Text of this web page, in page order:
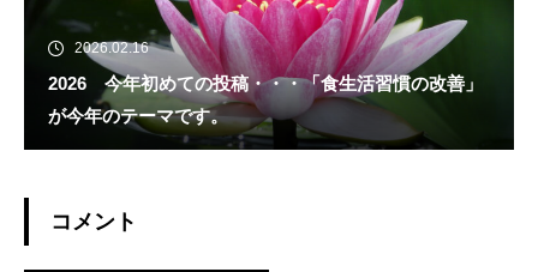
2026.02.16
2026 今年初めての投稿・・・「食生活習慣の改善」
が今年のテーマです。
コメント